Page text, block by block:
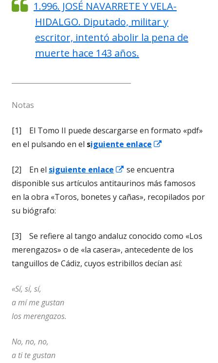
1.996. JOSÉ NAVARRETE Y VELA-
HIDALGO. Diputado, militar y
escritor, intentó abolir la pena de
muerte hace 143 años.
Notas
[1] El Tomo II puede descargarse en formato «pdf»
en el pulsando en el siguiente enlace
una
ventana
nueva
[2] En el siguiente enlace
Abrir
en
una
se encuentra
disponible sus artículos antitaurinos más famosos
en la obra «Toros, bonetes y cañas», recopilados por
su biógrafo:
[3] Se refiere al tango andaluz conocido como «Los
merengazos» o de «la casera», antecedente de los
tanguillos de Cádiz, cuyos estribillos decían así:
«Sí, sí, sí,
a mí me gustan
los merengazos.
No, no, no,
a ti te gustan